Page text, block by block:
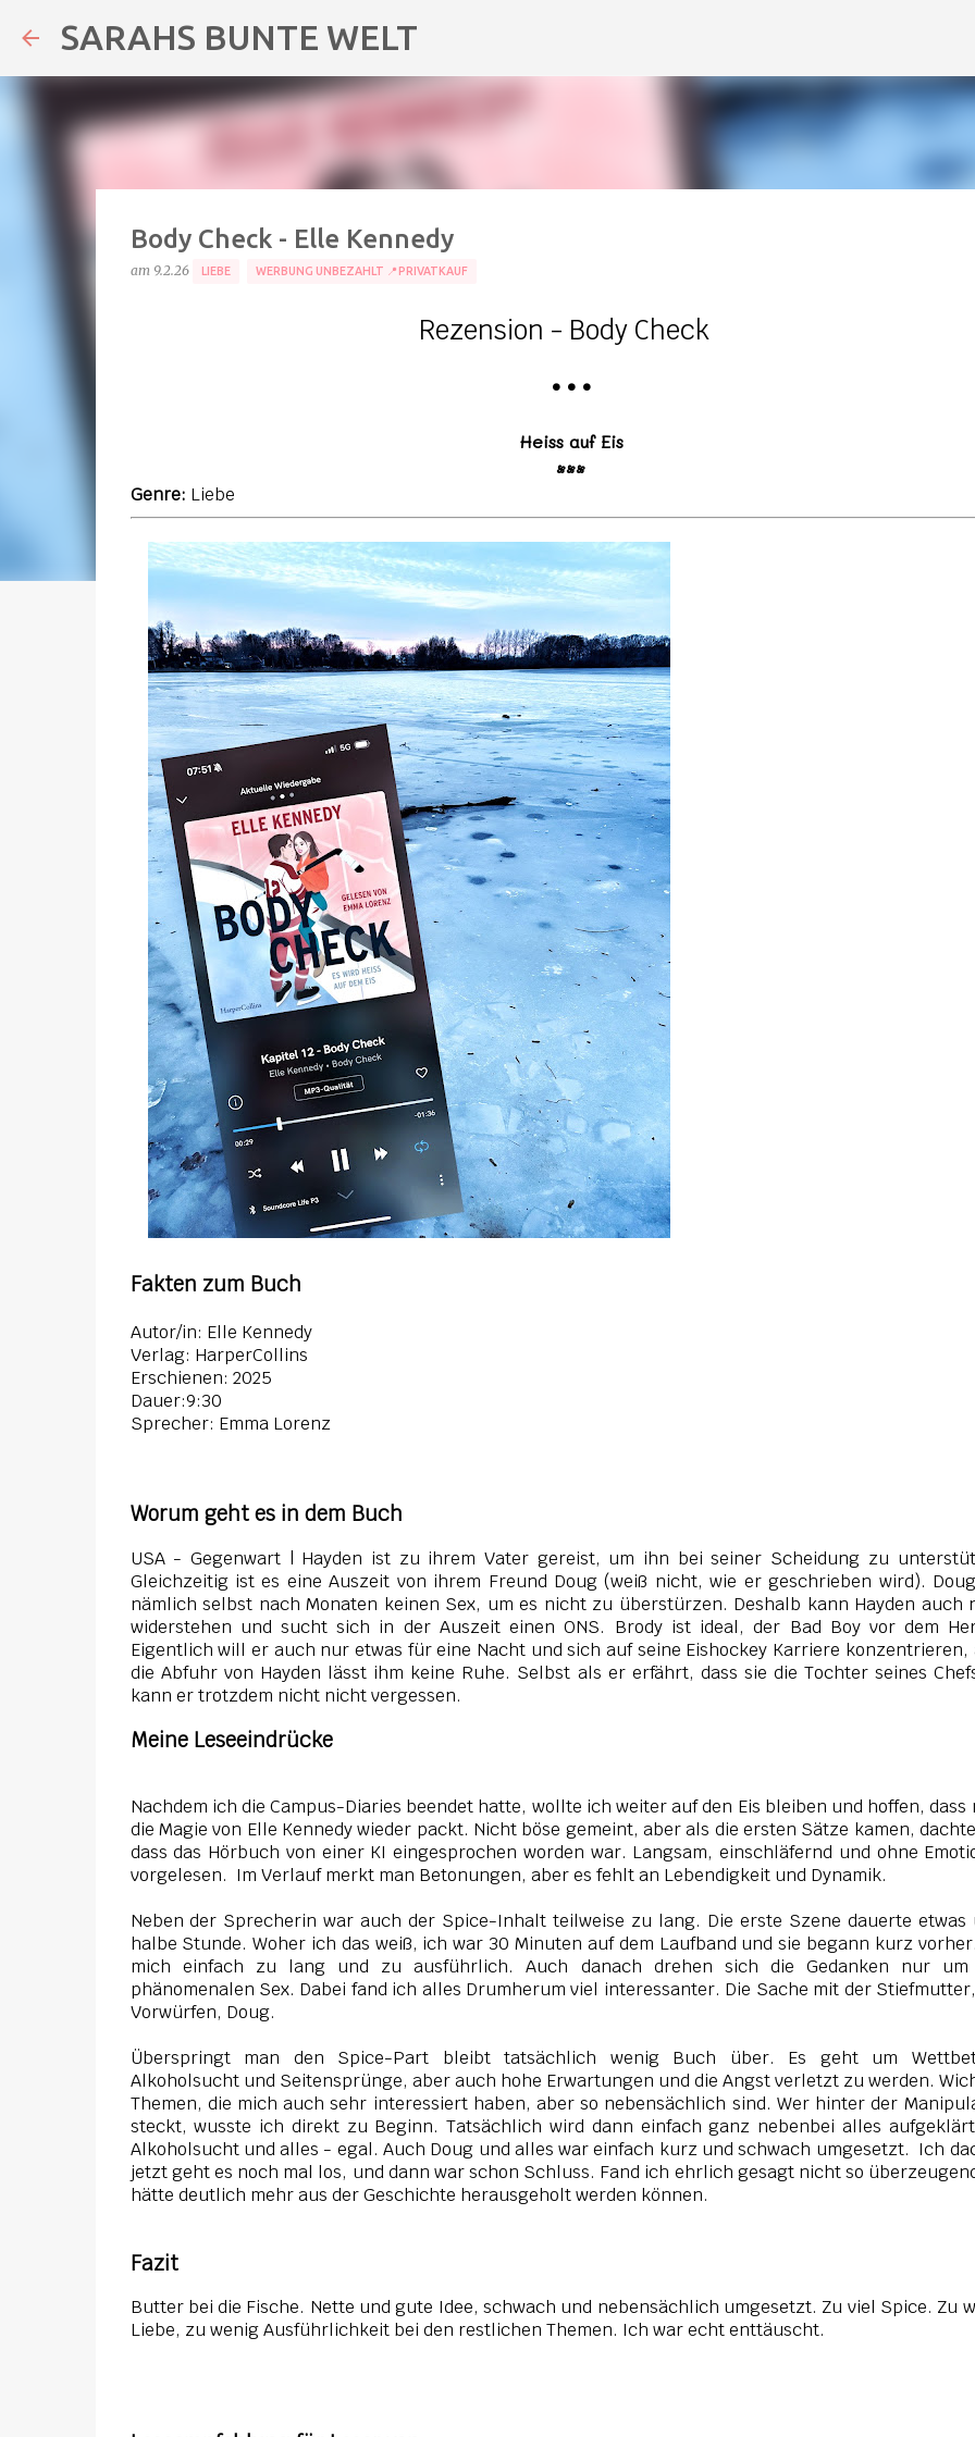
SARAHS BUNTE WELT
Body Check - Elle Kennedy
am 9.2.26 LIEBE WERBUNG UNBEZAHLT 📍PRIVATKAUF
Rezension - Body Check
• • •
Heiss auf Eis
•••
Genre: Liebe
Fakten zum Buch
Autor/in: Elle Kennedy
Verlag: HarperCollins
Erschienen: 2025
Dauer:9:30
Sprecher: Emma Lorenz
Worum geht es in dem Buch
USA - Gegenwart | Hayden ist zu ihrem Vater gereist, um ihn bei seiner Scheidung zu
Gleichzeitig ist es eine Auszeit von ihrem Freund Doug (weiß nicht, wie er geschrieben wird).
nämlich selbst nach Monaten keinen Sex, um es nicht zu überstürzen. Deshalb kann Hayden auch
widerstehen und sucht sich in der Auszeit einen ONS. Brody ist ideal, der Bad Boy vor dem
Eigentlich will er auch nur etwas für eine Nacht und sich auf seine Eishockey Karriere konzentrieren,
die Abfuhr von Hayden lässt ihm keine Ruhe. Selbst als er erfährt, dass sie die Tochter seines
kann er trotzdem nicht nicht vergessen.
Meine Leseeindrücke
Nachdem ich die Campus-Diaries beendet hatte, wollte ich weiter auf den Eis bleiben und hoffen, dass
die Magie von Elle Kennedy wieder packt. Nicht böse gemeint, aber als die ersten Sätze kamen,
dass das Hörbuch von einer KI eingesprochen worden war. Langsam, einschläfernd und ohne
vorgelesen. Im Verlauf merkt man Betonungen, aber es fehlt an Lebendigkeit und Dynamik.
Neben der Sprecherin war auch der Spice-Inhalt teilweise zu lang. Die erste Szene dauerte etwas
halbe Stunde. Woher ich das weiß, ich war 30 Minuten auf dem Laufband und sie begann kurz
mich einfach zu lang und zu ausführlich. Auch danach drehen sich die Gedanken nur um
phänomenalen Sex. Dabei fand ich alles Drumherum viel interessanter. Die Sache mit der
Vorwürfen, Doug.
Überspringt man den Spice-Part bleibt tatsächlich wenig Buch über. Es geht um
Alkoholsucht und Seitensprünge, aber auch hohe Erwartungen und die Angst verletzt zu werden.
Themen, die mich auch sehr interessiert haben, aber so nebensächlich sind. Wer hinter der
steckt, wusste ich direkt zu Beginn. Tatsächlich wird dann einfach ganz nebenbei alles
Alkoholsucht und alles - egal. Auch Doug und alles war einfach kurz und schwach umgesetzt. Ich
jetzt geht es noch mal los, und dann war schon Schluss. Fand ich ehrlich gesagt nicht so
hätte deutlich mehr aus der Geschichte herausgeholt werden können.
Fazit
Butter bei die Fische. Nette und gute Idee, schwach und nebensächlich umgesetzt. Zu viel Spice. Zu
Liebe, zu wenig Ausführlichkeit bei den restlichen Themen. Ich war echt enttäuscht.